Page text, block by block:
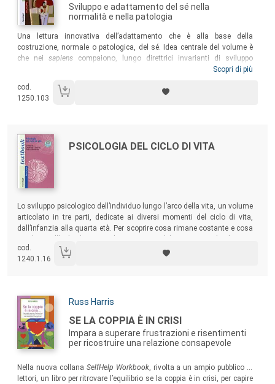
Sviluppo e adattamento del sé nella
normalità e nella patologia
Sommario:
Una lettura innovativa dell’adattamento che è alla base della
costruzione, normale o patologica, del sé. Idea centrale del volume è
che nei sapiens compaiono, lungo direttrici invarianti di sviluppo
condizionate da fattori genetici e appresi, modalità di strutturare
forniscono il miglior adattamento e la migliore reciprocità possibile nel
proprio ambiente maturativo. Di queste viene introdotta una nuova
Scopri di più
cod.
1250.103
Autori:
Titolo:
PSICOLOGIA DEL CICLO DI VITA
Sommario:
Lo sviluppo psicologico dell’individuo lungo l’arco della vita, un volume
articolato in tre parti, dedicate ai diversi momenti del ciclo di vita,
dall’infanzia alla quarta età. Per scoprire cosa rimane costante e cosa
concorrono a definire la sua identità e quali invece il suo
rinnovamento, come evolvono le funzioni psichiche.
cod.
1240.1.16
Autori:
Russ Harris
Titolo:
SE LA COPPIA È IN CRISI
Impara a superare frustrazioni e risentimenti
per ricostruire una relazione consapevole
Nella nuova collana SelfHelp Workbook, rivolta a un ampio pubblico di
lettori, un libro per ritrovare l’equilibrio se la coppia è in crisi, per capire